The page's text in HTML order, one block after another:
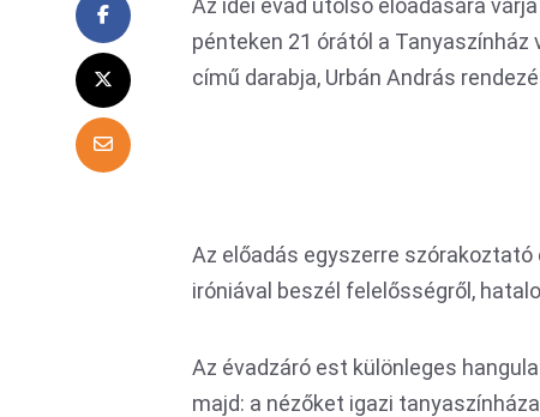
Az idei évad utolsó előadására
pénteken 21 órától a
című darabja, Urbán András
Az előadás egyszerre
iróniával beszél felelősségről,
Az évadzáró est különleges
majd: a nézőket igazi